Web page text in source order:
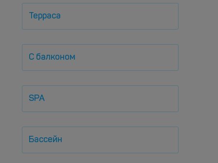
Терраса
С балконом
SPA
Бассейн